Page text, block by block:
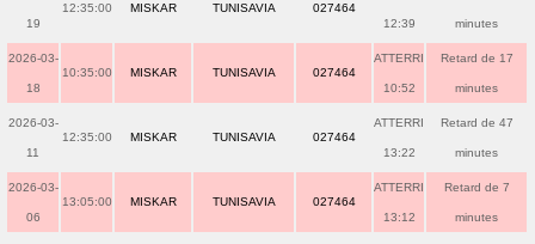
19
12:35:00 MISKAR TUNISAVIA 027464
12:39 minutes
2026-03-
18
10:35:00 MISKAR TUNISAVIA 027464
ATTERRI
10:52
Retard de 17
minutes
2026-03-
11
12:35:00 MISKAR TUNISAVIA 027464
ATTERRI
13:22
Retard de 47
minutes
2026-03-
06
13:05:00 MISKAR TUNISAVIA 027464
ATTERRI
13:12
Retard de 7
minutes